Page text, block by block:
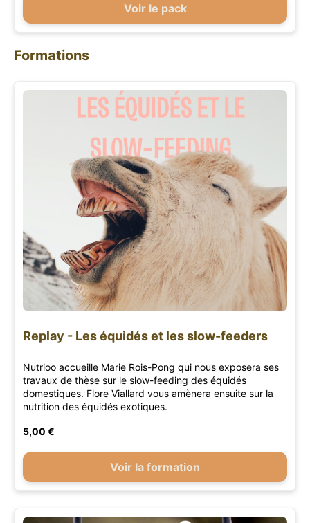
Voir le pack
Formations
Replay - Les équidés et les slow-feeders
Nutrioo accueille Marie Rois-Pong qui nous exposera ses
travaux de thèse sur le slow-feeding des équidés
domestiques. Flore Viallard vous amènera ensuite sur la
nutrition des équidés exotiques.
5,00 €
Voir la formation